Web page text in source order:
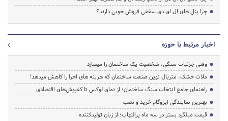
چرا پنل های ال ای دی سقفی فروش خوبی دارند؟
اخبار مرتبط با حوزه
وقتی جزئیات سنگی، شخصیت یک ساختمان را میسازد
ملات خشک، متریال نوین صنعت ساختمان که هزینه‌ های اجرا را کاهش میدهد!
راهنمای جامع انتخاب سنگ ساختمان؛ از نمای لوکس تا کفپوش‌های اقتصادی
بهترین نمایندگی ایزوگام خرید و نصب
قیمت میلگرد بستر در سه ماه پرالتهاب؛ از زبان تولیدکننده